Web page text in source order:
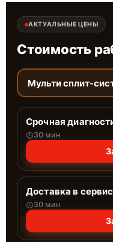
АКТУАЛЬНЫЕ ЦЕНЫ
Стоимость
Мульти сплит-
Срочная
30 мин
Доставка в
30 мин